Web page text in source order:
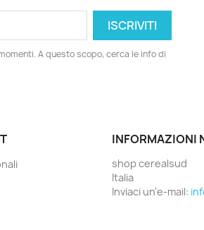
A questo scopo, cerca le info di
INFORMAZIONI
shop cerealsud
Italia
Inviaci un'e-mail: